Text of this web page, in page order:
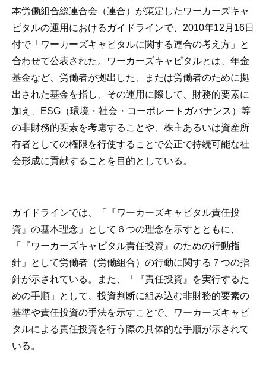
本労働組合総連合会（連合）が策定したワーカーズキャ
ピタルの運用におけるガイドラインで、2010年12月16日
付で「ワーカーズキャピタルに関する連合の考え方」と
合わせて公表された。ワーカーズキャピタルとは、年金
基金など、労働者が拠出した、または労働者のために拠
出された基金を指し、その運用に際して、財務的要素に
加え、ESG（環境・社会・コーポレートガバナンス）等
の非財務的要素を考慮することや、株主あるいは資産所
有者としての権限を行使することで公正で持続可能な社
会形成に貢献することを目的としている。
ガイドラインでは、「『ワーカーズキャピタル責任投
資』の基本理念」として６つの理念を示すとともに、
「『ワーカーズキャピタル責任投資』のための行動指
針」として労働者（労働組合）の行動に関する７つの指
針が示されている。また、「『責任投資』を実行するた
めの手順」として、投資判断に組み込む非財務的要素の
基準や責任投資の手法を示すことで、ワーカーズキャピ
タルによる責任投資を行う際の具体的な手順が示されて
いる。